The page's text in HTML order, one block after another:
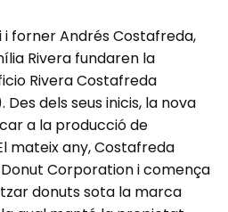
i forner Andrés Costafreda,
Rivera fundaren la
Rivera Costafreda
dels seus inicis, la nova
a la producció de
mateix any, Costafreda
Corporation i comença
donuts sota la marca